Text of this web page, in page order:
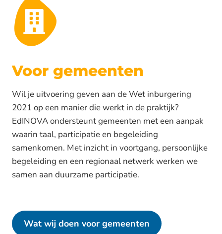
Voor gemeenten
Wil je uitvoering geven aan de Wet inburgering
2021 op een manier die werkt in de praktijk?
EdINOVA ondersteunt gemeenten met een aanpak
waarin taal, participatie en begeleiding
samenkomen. Met inzicht in voortgang, persoonlijke
begeleiding en een regionaal netwerk werken we
samen aan duurzame participatie.
Wat wij doen voor gemeenten